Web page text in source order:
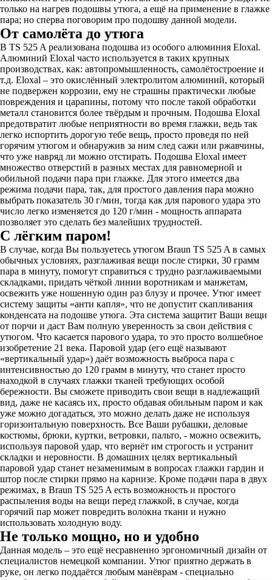
только на нагрев подошвы утюга, а ещё на применение в глажке
пара; но сперва поговорим про подошву данной модели.
От самолёта до утюга
В TS 525 A реализована подошва из особого алюминия Eloxal.
Алюминий Eloxal часто используется в таких крупных
производствах, как: автопромышленность, самолётостроение и
т.д. Eloxal – это окислённый электролитом алюминий, который
не подвержен коррозии, ему не страшны практически любые
повреждения и царапины, потому что после такой обработки
металл становится более твёрдым и прочным. Подошва Eloxal
предотвратит любые неприятности во время глажки, ведь так
легко испортить дорогую тебе вещь, просто проведя по ней
горячим утюгом и обнаружив за ним след сажи или ржавчины,
что уже навряд ли можно отстирать. Подошва Eloxal имеет
множество отверстий в разных местах для равномерной и
обильной подачи пара при глажке. Для этого имеется два
режима подачи пара, так, для простого давления пара можно
выбрать показатель 30 г/мин, тогда как для парового удара это
число легко изменяется до 120 г/мин - мощность аппарата
позволяет это сделать без малейших трудностей.
С лёгким паром!
В случае, когда Вы пользуетесь утюгом Braun TS 525 A в самых
обычных условиях, разглаживая вещи после стирки, 30 грамм
пара в минуту, помогут справиться с трудно разглаживаемыми
складками, придать чёткой линии воротникам и манжетам,
освежить уже ношенную один раз блузу и прочее. Утюг имеет
систему защиты «анти капля», что не допустит скапливания
конденсата на подошве утюга. Эта система защитит Ваши вещи
от порчи и даст Вам полную уверенность за свои действия с
утюгом. Что касается парового удара, то это просто волшебное
изобретение 21 века. Паровой удар (его ещё называют
«вертикальный удар») даёт возможность выброса пара с
интенсивностью до 120 грамм в минуту, что станет просто
находкой в случаях глажки тканей требующих особой
бережности. Вы сможете приводить свои вещи в надлежащий
вид, даже не касаясь их, просто обдавая обильным паром и как
уже можно догадаться, это можно делать даже не используя
горизонтальную поверхность. Все Ваши рубашки, деловые
костюмы, брюки, куртки, ветровки, пальто, - можно освежить,
используя паровой удар, что вернёт им строгость и устранит
складки и неровности. В домашних целях вертикальный
паровой удар станет незаменимым в вопросах глажки гардин и
штор после стирки прямо на карнизе. Кроме подачи пара в двух
режимах, в Braun TS 525 A есть возможность и простого
распыления воды на вещи перед глажкой, в случае, когда
горячий пар может повредить волокна ткани и нужно
использовать холодную воду.
Не только мощно, но и удобно
Данная модель – это ещё несравненно эргономичный дизайн от
специалистов немецкой компании. Утюг приятно держать в
руке, он легко поддаётся любым манёврам - специально